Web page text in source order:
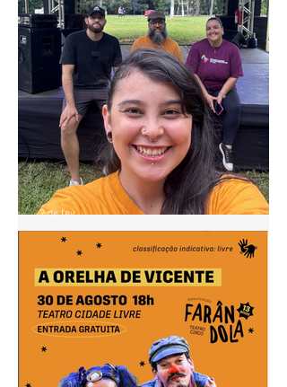
Pontão de Cultura Cidade
Livre acompanha agenda do
"Circula MinC" em Goiás
2 de fev.